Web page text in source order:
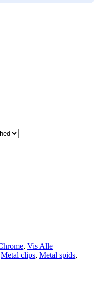
, Vis Alle
Metal clips, Metal spids,